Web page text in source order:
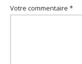
Votre commentaire *